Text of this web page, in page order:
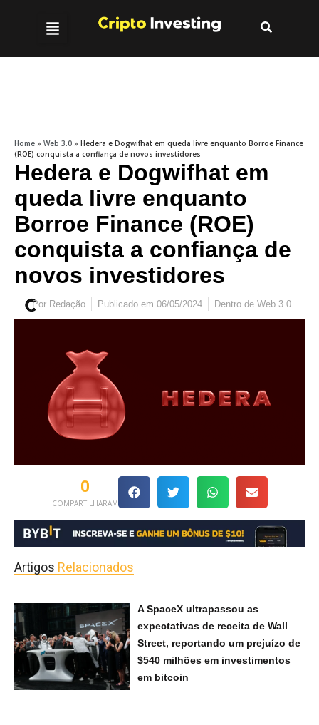
Home » Web 3.0 » Hedera e Dogwifhat em queda livre enquanto Borroe Finance
(ROE) conquista a confiança de novos investidores
Hedera e Dogwifhat em
queda livre enquanto
Borroe Finance (ROE)
conquista a confiança de
novos investidores
Por Redação Publicado em 06/05/2024 Dentro de Web 3.0
COMPARTILHARAM
0
Artigos Relacionados
A SpaceX ultrapassou as
expectativas de receita de Wall
Street, reportando um prejuízo de
$540 milhões em investimentos
em bitcoin